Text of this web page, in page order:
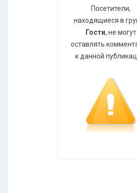
Посетители,
находящиеся в
Гости, не могут
оставлять
к данной